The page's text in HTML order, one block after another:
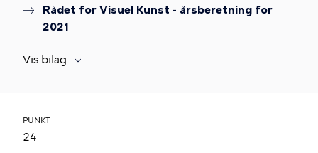
Rådet for Visuel Kunst - årsberetning for
2021
Vis bilag
PUNKT
24